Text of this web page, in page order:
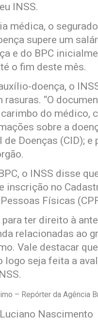
INSS.
médica, o
supere um
e do BPC
o fim deste mês.
doença, o
rasuras. “O
do médico,
sobre a
de Doenças (CID);
o INSS disse
inscrição no
Físicas
para ter direito à
relacionadas ao
Vale destacar
logo seja feita a
– Repórter da Agência
Nascimento